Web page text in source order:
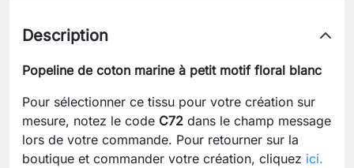
Description
Popeline de coton marine à petit motif floral blanc
Pour sélectionner ce tissu pour votre création sur
mesure, notez le code C72 dans le champ message
lors de votre commande. Pour retourner sur la
boutique et commander votre création, cliquez ici.